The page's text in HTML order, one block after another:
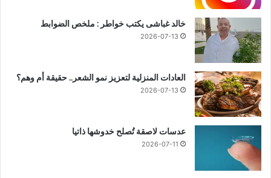
خالد غباشى يكتب خواطر : ملخص الضوابط
2026-07-13
العادات المنزلية لتعزيز نمو الشعر.. حقيقة أم وهم؟
2026-07-13
عدسات لاصقة تُصلح خدوشها ذاتيا
2026-07-11